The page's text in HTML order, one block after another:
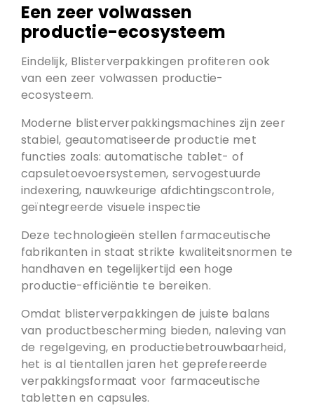
Een zeer volwassen
productie-ecosysteem
Eindelijk, Blisterverpakkingen profiteren ook
van een zeer volwassen productie-
ecosysteem.
Moderne blisterverpakkingsmachines zijn zeer
stabiel, geautomatiseerde productie met
functies zoals: automatische tablet- of
capsuletoevoersystemen, servogestuurde
indexering, nauwkeurige afdichtingscontrole,
geïntegreerde visuele inspectie
Deze technologieën stellen farmaceutische
fabrikanten in staat strikte kwaliteitsnormen te
handhaven en tegelijkertijd een hoge
productie-efficiëntie te bereiken.
Omdat blisterverpakkingen de juiste balans
van productbescherming bieden, naleving van
de regelgeving, en productiebetrouwbaarheid,
het is al tientallen jaren het geprefereerde
verpakkingsformaat voor farmaceutische
tabletten en capsules.